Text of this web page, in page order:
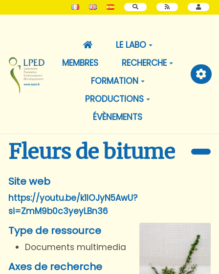
RECHERCHER
LE LABO
MEMBRES
RECHERCHE
FORMATION
PRODUCTIONS
ÉVÈNEMENTS
Fleurs de bitume
Site web
https://youtu.be/k1lOJyN5AwU?
si=ZmM9b0c3yeyLBn36
Type de ressource
Documents multimedia
Axes de recherche